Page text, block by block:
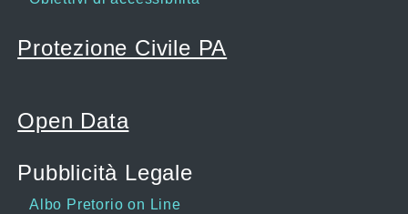
Protezione Civile PA
Open Data
Pubblicità Legale
Albo Pretorio on Line